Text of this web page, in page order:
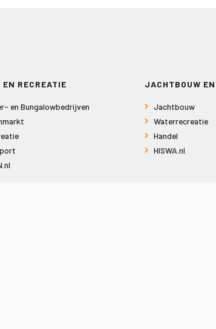
EN RECREATIE
en Bungalowbedrijven
JACHTBOUW
Jachtbouw
Waterrecreatie
Handel
HISWA.nl